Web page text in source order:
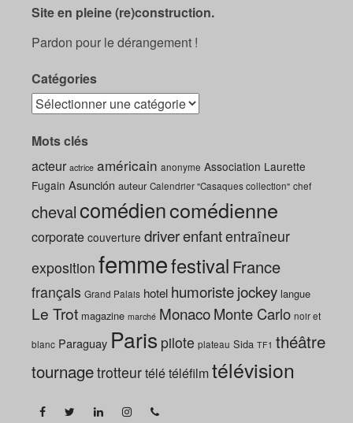
Site en pleine (re)construction.
Pardon pour le dérangement !
Catégories
Mots clés
acteur actrice américain anonyme Association Laurette
Fugain Asunción auteur Calendrier "Casaques collection" chef
chevalcomédiencomédienne
corporate couverture driverenfantentraîneur
exposition femmefestival France
français Grand Palais hotel humoristejockey langue
Le Trot magazine marché MonacoMonte Carlo noir et
blanc Paraguay Paris pilote plateau Sida TF1 théâtre
tournagetrotteurtélétéléfilmtélévision